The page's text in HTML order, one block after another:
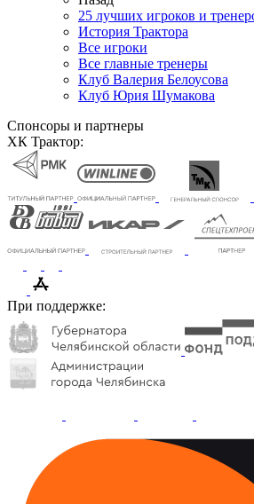
25 лучших игроков и
История Трактора
Все игроки
Все главные тренеры
Клуб Валерия Белоусова
Клуб Юрия Шумакова
Спонсоры и партнеры
ХК Трактор:
При поддержке: